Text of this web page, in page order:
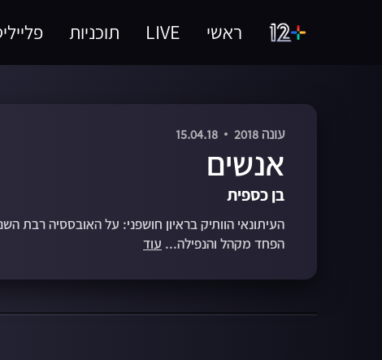
ראשי LIVE תוכניות
עונה 2018 15.04.18
אנשים
בן כספית
העיתונאי הוותיק בראיון חושפני: על האובססיה רבת
הפחד מקהל והנפילה... עוד